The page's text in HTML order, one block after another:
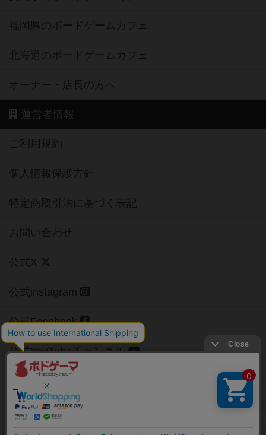
福岡県のボードゲームカフェ
北海道のボードゲームカフェ
オーナー・店長の方へ
運営者情報
ご利用規約
個人情報保護方針
特定商取引法に基づく表記
お問い合わせ
公式X
公式instagram
公式Facebook
公式YouTubeチャンネル